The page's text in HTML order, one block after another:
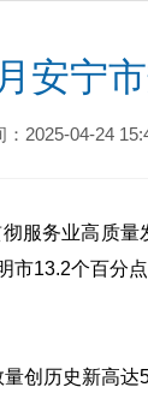
安宁
：2025-04-24
务业高质量
市13.2个百分点
历史新高达